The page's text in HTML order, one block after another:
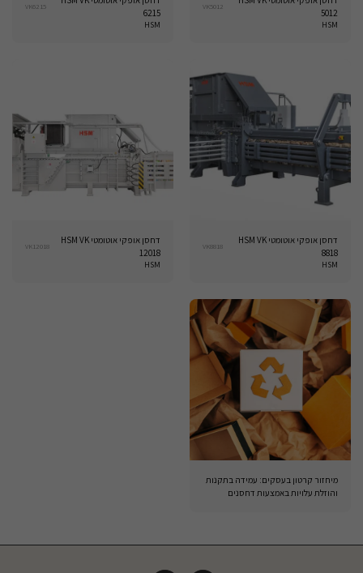
5012
VK5012
HSM
6215
VK6215
HSM
דחסן אופקי אוטומטי HSM VK
8818
VK8818
HSM
דחסן אופקי אוטומטי HSM VK
12018
VK12018
HSM
מיחזור קרטון בעסקים: עמידה בתקנות
והוזלת עלויות באמצעות דחסנים